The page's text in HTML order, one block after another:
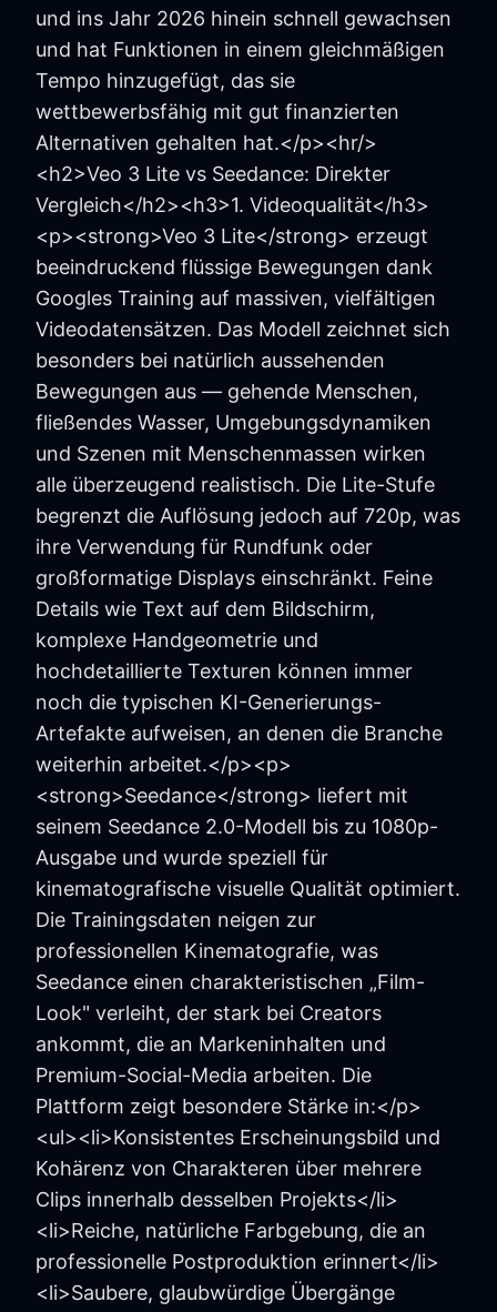
und ins Jahr 2026 hinein schnell gewachsen
und hat Funktionen in einem gleichmäßigen
Tempo hinzugefügt, das sie
wettbewerbsfähig mit gut finanzierten
Alternativen gehalten hat.</p><hr/>
<h2>Veo 3 Lite vs Seedance: Direkter
Vergleich</h2><h3>1. Videoqualität</h3>
<p><strong>Veo 3 Lite</strong> erzeugt
beeindruckend flüssige Bewegungen dank
Googles Training auf massiven, vielfältigen
Videodatensätzen. Das Modell zeichnet sich
besonders bei natürlich aussehenden
Bewegungen aus — gehende Menschen,
fließendes Wasser, Umgebungsdynamiken
und Szenen mit Menschenmassen wirken
alle überzeugend realistisch. Die Lite-Stufe
begrenzt die Auflösung jedoch auf 720p, was
ihre Verwendung für Rundfunk oder
großformatige Displays einschränkt. Feine
Details wie Text auf dem Bildschirm,
komplexe Handgeometrie und
hochdetaillierte Texturen können immer
noch die typischen KI-Generierungs-
Artefakte aufweisen, an denen die Branche
weiterhin arbeitet.</p><p>
<strong>Seedance</strong> liefert mit
seinem Seedance 2.0-Modell bis zu 1080p-
Ausgabe und wurde speziell für
kinematografische visuelle Qualität optimiert.
Die Trainingsdaten neigen zur
professionellen Kinematografie, was
Seedance einen charakteristischen „Film-
Look" verleiht, der stark bei Creators
ankommt, die an Markeninhalten und
Premium-Social-Media arbeiten. Die
Plattform zeigt besondere Stärke in:</p>
<ul><li>Konsistentes Erscheinungsbild und
Kohärenz von Charakteren über mehrere
Clips innerhalb desselben Projekts</li>
<li>Reiche, natürliche Farbgebung, die an
professionelle Postproduktion erinnert</li>
<li>Saubere, glaubwürdige Übergänge